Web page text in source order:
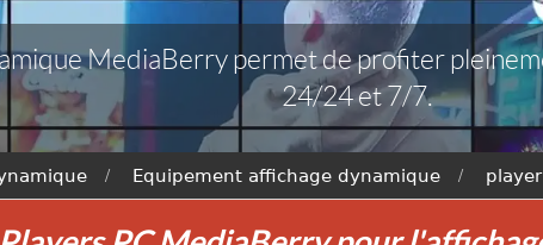
MediaBerry permet de profiter
24/24 et 7/7.
Equipement affichage dynamique